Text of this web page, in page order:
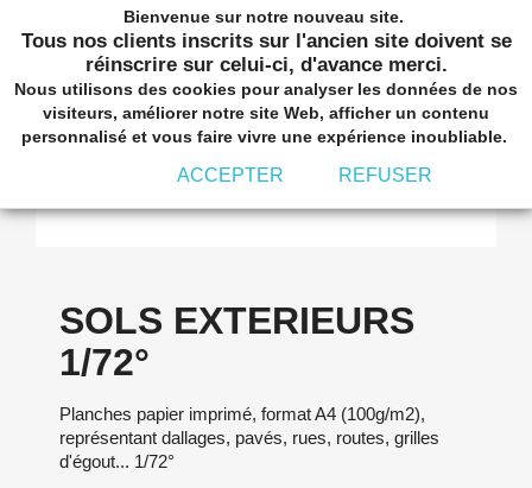
 shopping_cart

SOLS EXTERIEURS 1/72°
SOLS EXTERIEURS
1/72°
Planches papier imprimé, format A4 (100g/m2),
représentant dallages, pavés, rues, routes, grilles
d'égout... 1/72°
Bienvenue sur notre nouveau site.
Tous nos clients inscrits sur l'ancien site doivent se
réinscrire sur celui-ci, d'avance merci.
Nous utilisons des cookies pour analyser les données de nos
visiteurs, améliorer notre site Web, afficher un contenu
personnalisé et vous faire vivre une expérience inoubliable.
ACCEPTER REFUSER